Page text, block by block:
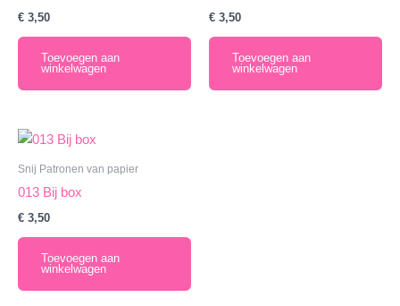
€ 3,50
Toevoegen aan
winkelwagen
€ 3,50
Toevoegen aan
winkelwagen
Snij Patronen van papier
013 Bij box
€ 3,50
Toevoegen aan
winkelwagen